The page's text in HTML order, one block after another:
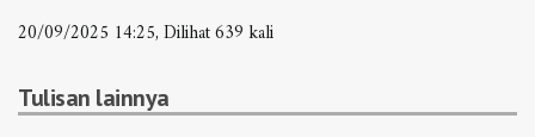
20/09/2025 14:25, Dilihat 639 kali
Tulisan lainnya